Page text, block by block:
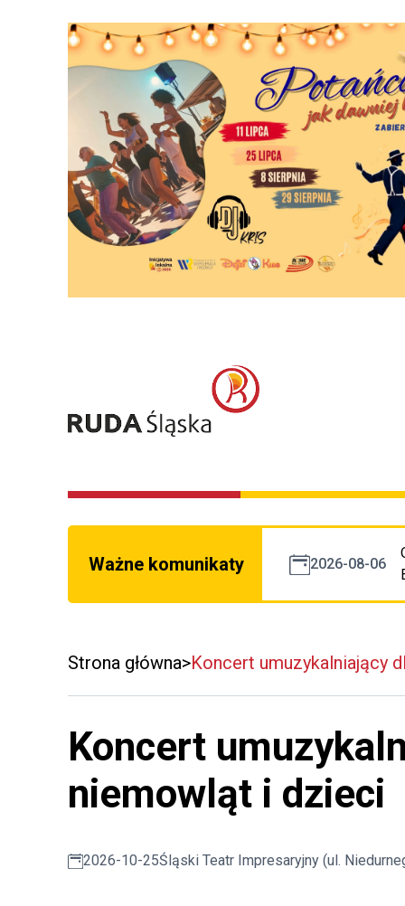
Ważne komunikaty 2026-08-06
Strona główna Koncert umuzykalniający
Koncert
niemowląt i dzieci
2026-10-25Śląski Teatr Impresaryjny (ul.